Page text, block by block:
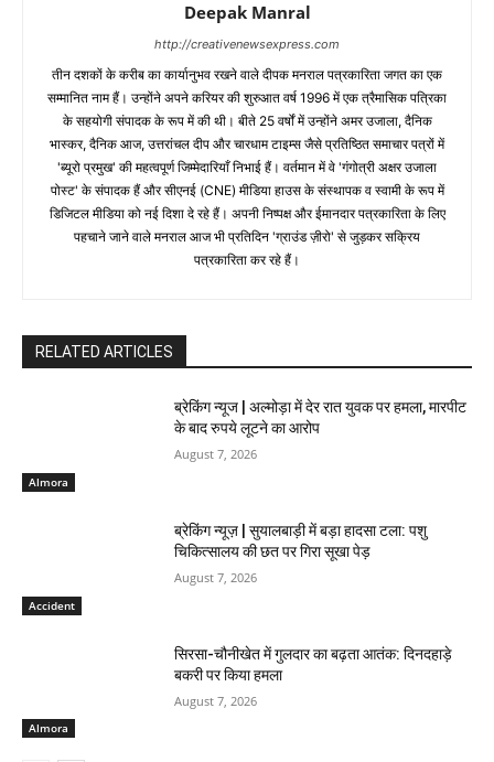
Deepak Manral
http://creativenewsexpress.com
तीन दशकों के करीब का कार्यानुभव रखने वाले दीपक मनराल पत्रकारिता जगत का एक
सम्मानित नाम हैं। उन्होंने अपने करियर की शुरुआत वर्ष 1996 में एक त्रैमासिक पत्रिका
के सहयोगी संपादक के रूप में की थी। बीते 25 वर्षों में उन्होंने अमर उजाला, दैनिक
भास्कर, दैनिक आज, उत्तरांचल दीप और चारधाम टाइम्स जैसे प्रतिष्ठित समाचार पत्रों में
'ब्यूरो प्रमुख' की महत्वपूर्ण जिम्मेदारियाँ निभाई हैं। वर्तमान में वे 'गंगोत्री अक्षर उजाला
पोस्ट' के संपादक हैं और सीएनई (CNE) मीडिया हाउस के संस्थापक व स्वामी के रूप में
डिजिटल मीडिया को नई दिशा दे रहे हैं। अपनी निष्पक्ष और ईमानदार पत्रकारिता के लिए
पहचाने जाने वाले मनराल आज भी प्रतिदिन 'ग्राउंड ज़ीरो' से जुड़कर सक्रिय
पत्रकारिता कर रहे हैं।
RELATED ARTICLES
Almora
ब्रेकिंग न्यूज | अल्मोड़ा में देर रात युवक पर हमला, मारपीट
के बाद रुपये लूटने का आरोप
August 7, 2026
Accident
ब्रेकिंग न्यूज़ | सुयालबाड़ी में बड़ा हादसा टला: पशु
चिकित्सालय की छत पर गिरा सूखा पेड़
August 7, 2026
Almora
सिरसा-चौनीखेत में गुलदार का बढ़ता आतंक: दिनदहाड़े
बकरी पर किया हमला
August 7, 2026